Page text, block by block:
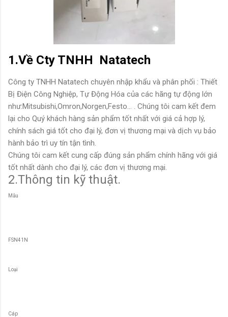
1.Về Cty TNHH Natatech
Công ty TNHH Natatech chuyên nhập khẩu và phân phối : Thiết
Bị Điện Công Nghiệp, Tự Động Hóa của các hãng tự động lớn
như:Mitsubishi,Omron,Norgen,Festo... . Chúng tôi cam kết đem
lại cho Quý khách hàng sản phẩm tốt nhất với giá cả hợp lý,
chính sách giá tốt cho đại lý, đơn vị thương mại và dịch vụ bảo
hành bảo trì uy tín tận tình.
Chúng tôi cam kết cung cấp đúng sản phẩm chính hãng với giá
tốt nhất dành cho đại lý, các đơn vị thương mại.
2.Thông tin kỹ thuật.
Mẫu
FS­N41N
Loại
Cáp